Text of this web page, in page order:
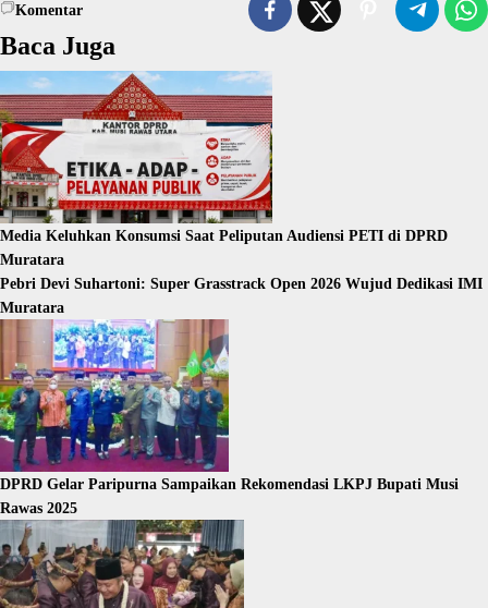
Komentar
Baca Juga
Media Keluhkan Konsumsi Saat Peliputan Audiensi PETI di DPRD
Muratara
Pebri Devi Suhartoni: Super Grasstrack Open 2026 Wujud Dedikasi IMI
Muratara
DPRD Gelar Paripurna Sampaikan Rekomendasi LKPJ Bupati Musi
Rawas 2025